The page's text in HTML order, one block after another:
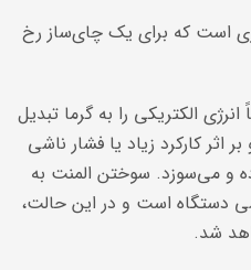
است که برای یک چای‌ساز رخ
الکتریکی را به گرما تبدیل
اثر کارکرد زیاد یا فشار ناشی
و می‌سوزد. سوختن المنت به
دستگاه است و در این حالت،
شد.